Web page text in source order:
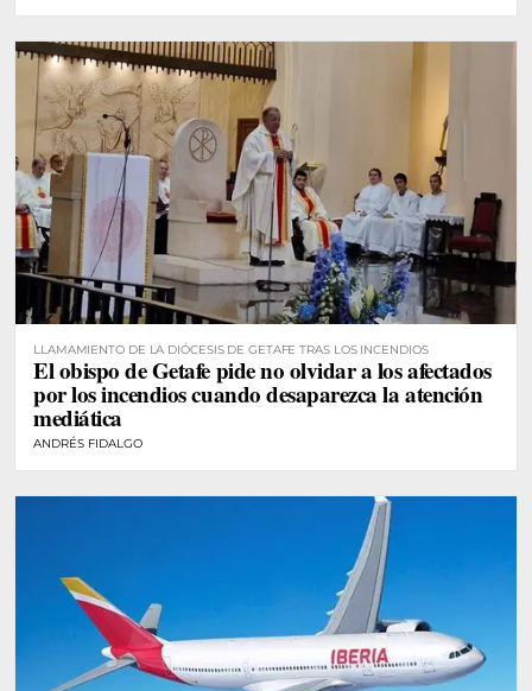
LLAMAMIENTO DE LA DIÓCESIS DE GETAFE TRAS LOS INCENDIOS
El obispo de Getafe pide no olvidar a los afectados
por los incendios cuando desaparezca la atención
mediática
ANDRÉS FIDALGO